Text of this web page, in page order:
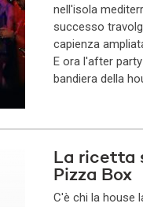
nell'isola
successo
capienza
E ora l'after
bandiera della
La ricetta
Pizza Box
​C'è chi la house